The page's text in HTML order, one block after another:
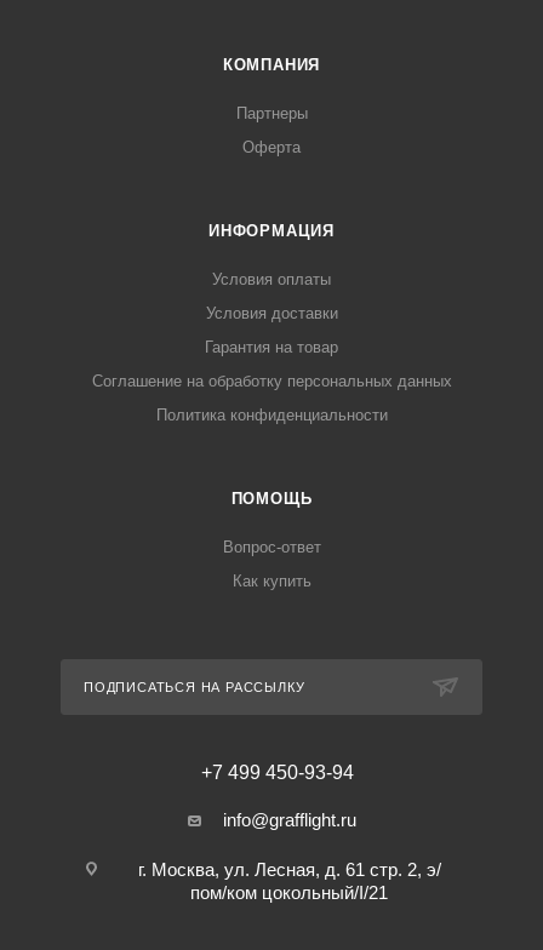
КОМПАНИЯ
Партнеры
Оферта
ИНФОРМАЦИЯ
Условия оплаты
Условия доставки
Гарантия на товар
Соглашение на обработку персональных данных
Политика конфиденциальности
ПОМОЩЬ
Вопрос-ответ
Как купить
ПОДПИСАТЬСЯ НА РАССЫЛКУ
+7 499 450-93-94
info@grafflight.ru
г. Москва, ул. Лесная, д. 61 стр. 2, э/
пом/ком цокольный/I/21